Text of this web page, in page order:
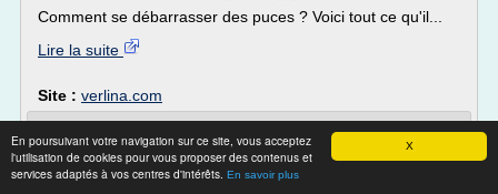
X
En poursuivant votre navigation sur ce site, vous acceptez
l'utilisation de cookies pour vous proposer des contenus et
services adaptés à vos centres d'intérêts. En savoir plus
Comment se débarrasser des puces ? Voici tout ce qu'il...
Lire la suite
Site : verlina.com
anti tique tube produit anti tique pour
votre jardin
Impossible de charger la transcription interactive.